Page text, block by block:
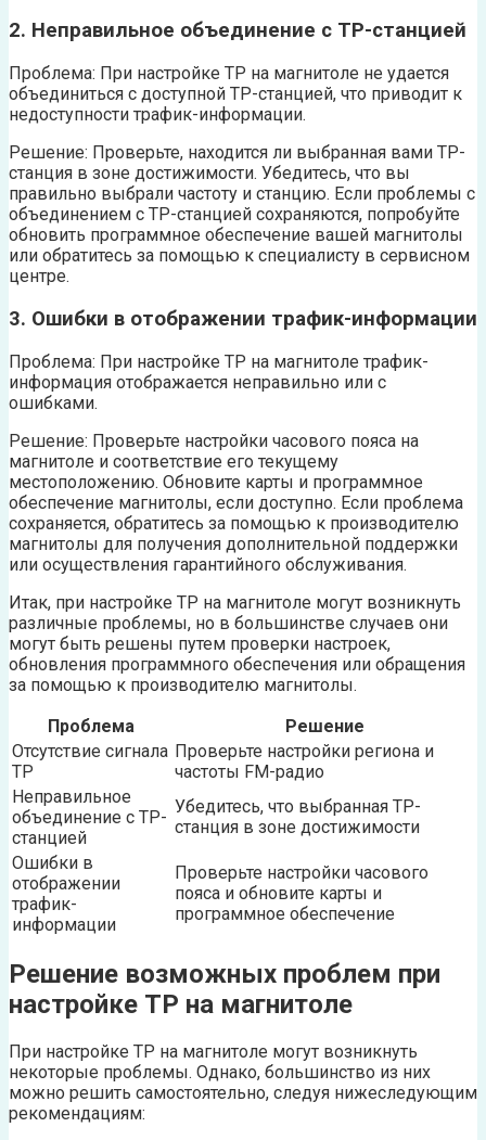
2. Неправильное объединение с TP-станцией
Проблема: При настройке TP на магнитоле не удается
объединиться с доступной TP-станцией, что приводит к
недоступности трафик-информации.
Решение: Проверьте, находится ли выбранная вами TP-
станция в зоне достижимости. Убедитесь, что вы
правильно выбрали частоту и станцию. Если проблемы с
объединением с TP-станцией сохраняются, попробуйте
обновить программное обеспечение вашей магнитолы
или обратитесь за помощью к специалисту в сервисном
центре.
3. Ошибки в отображении трафик-информации
Проблема: При настройке TP на магнитоле трафик-
информация отображается неправильно или с
ошибками.
Решение: Проверьте настройки часового пояса на
магнитоле и соответствие его текущему
местоположению. Обновите карты и программное
обеспечение магнитолы, если доступно. Если проблема
сохраняется, обратитесь за помощью к производителю
магнитолы для получения дополнительной поддержки
или осуществления гарантийного обслуживания.
Итак, при настройке TP на магнитоле могут возникнуть
различные проблемы, но в большинстве случаев они
могут быть решены путем проверки настроек,
обновления программного обеспечения или обращения
за помощью к производителю магнитолы.
Проблема
Решение
Отсутствие сигнала
TP
Проверьте настройки региона и
частоты FM-радио
Неправильное
объединение с TP-
станцией
Убедитесь, что выбранная TP-
станция в зоне достижимости
Ошибки в
отображении
трафик-
информации
Проверьте настройки часового
пояса и обновите карты и
программное обеспечение
Решение возможных проблем при
настройке TP на магнитоле
При настройке TP на магнитоле могут возникнуть
некоторые проблемы. Однако, большинство из них
можно решить самостоятельно, следуя нижеследующим
рекомендациям: